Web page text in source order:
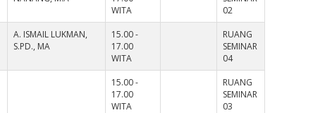
WITA
02
A. ISMAIL LUKMAN,
S.PD., MA
15.00 -
17.00
WITA
RUANG
SEMINAR
04
15.00 -
17.00
WITA
RUANG
SEMINAR
03